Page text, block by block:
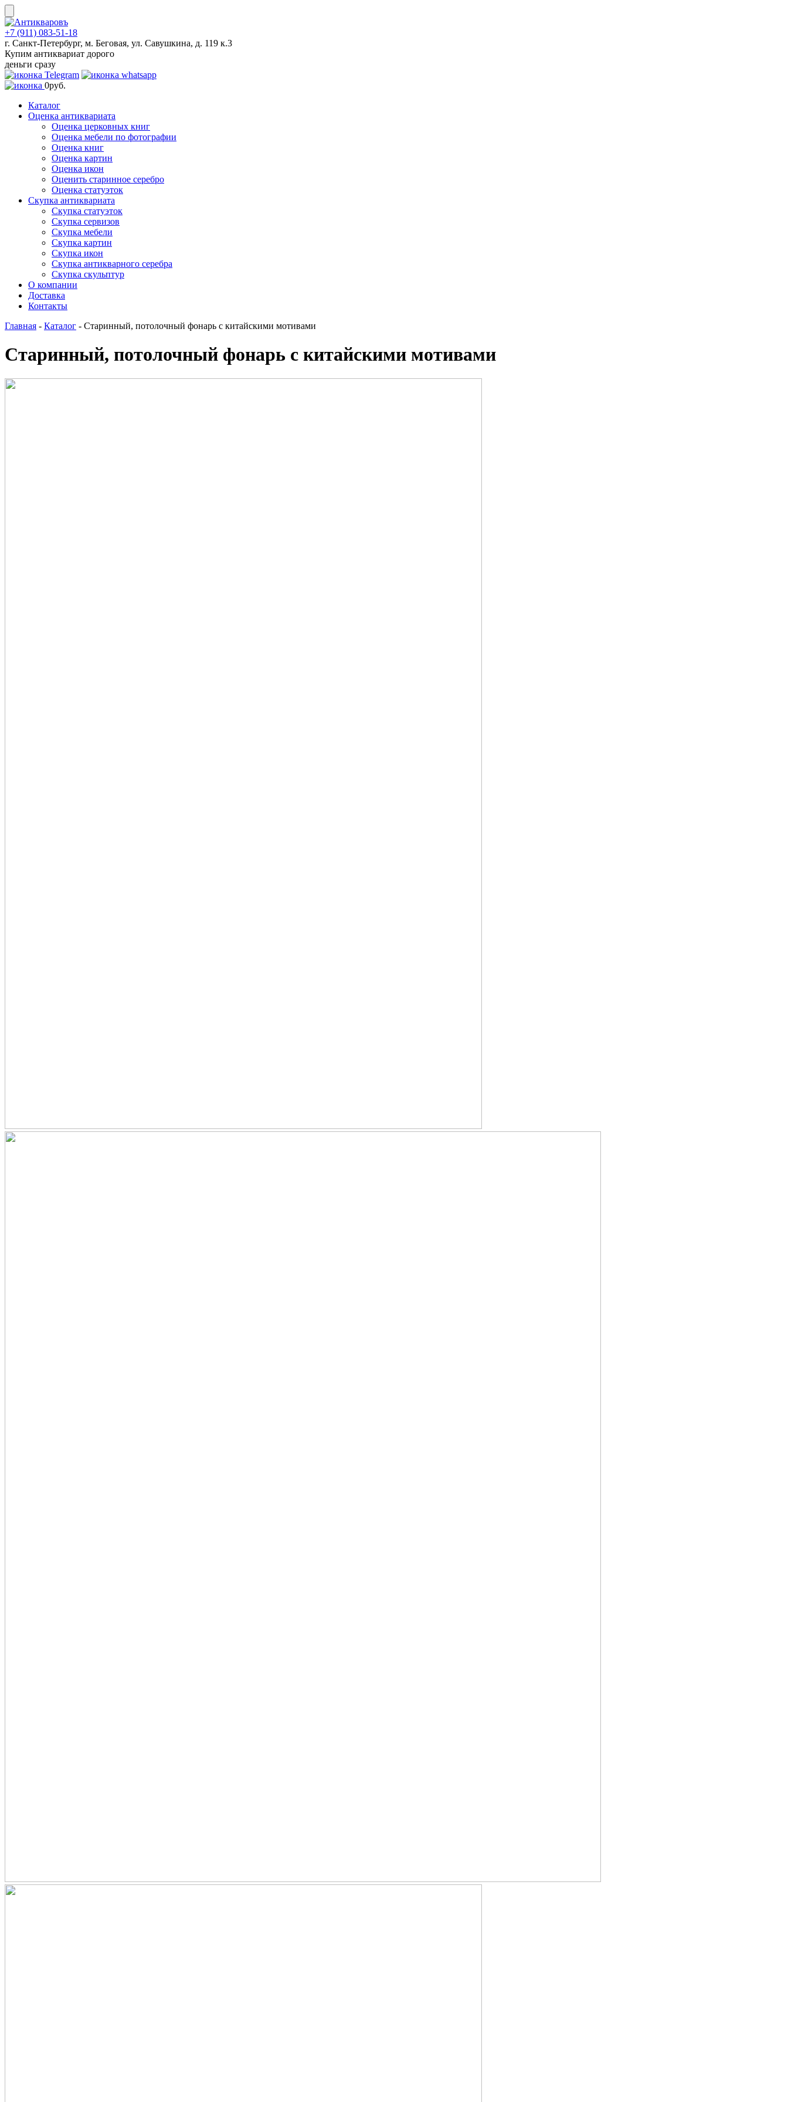
Skip
to
content
+7 (911) 083-51-18
г. Санкт-Петербург, м. Беговая, ул. Савушкина, д. 119 к.3
Купим антиквариат дорого
деньги сразу
0руб.
Каталог
Оценка антиквариата
Оценка церковных книг
Оценка мебели по фотографии
Оценка книг
Оценка картин
Оценка икон
Оценить старинное серебро
Оценка статуэток
Скупка антиквариата
Скупка статуэток
Скупка сервизов
Скупка мебели
Скупка картин
Скупка икон
Скупка антикварного серебра
Скупка скульптур
О компании
Доставка
Контакты
Главная - Каталог - Старинный, потолочный фонарь с китайскими мотивами
Старинный, потолочный фонарь с китайскими мотивами